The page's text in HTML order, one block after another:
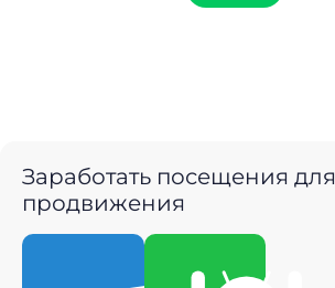
Заработать посещения для
продвижения